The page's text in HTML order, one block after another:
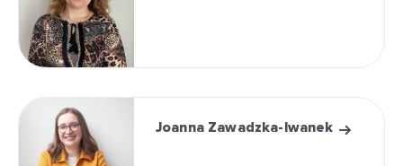
Joanna Zawadzka-Iwanek